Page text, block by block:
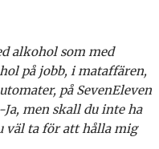
alkohol som med
på jobb, i mataffären,
på SevenEleven
Ja, men skall du inte ha
väl ta för att hålla mig